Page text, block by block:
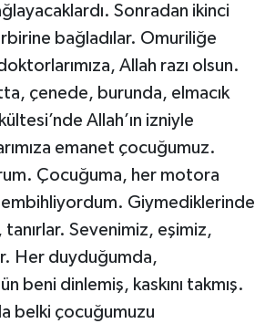
Sonradan ikinci
bağladılar. Omuriliğe
Allah razı olsun.
çenede, burunda, elmacık
Allah’ın izniyle
emanet çocuğumuz.
Çocuğuma, her motora
Giymediklerinde
tanırlar. Sevenimiz, eşimiz,
Her duyduğumda,
dinlemiş, kaskını takmış.
belki çocuğumuzu